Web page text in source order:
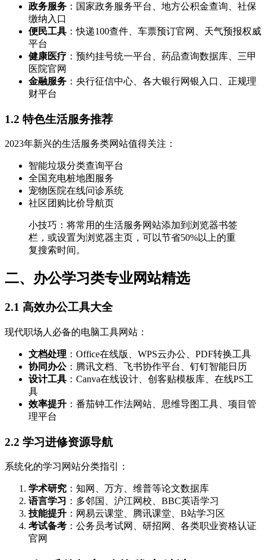
政务服务 ：国家政务服务平台、地方公积金查询、社保
缴纳入口
便民工具 ：快递100查件、车票预订官网、天气预报权威
平台
健康医疗 ：预约挂号统一平台、药品查询数据库、三甲
医院官网
金融服务 ：央行征信中心、各大银行网银入口、正规理
财平台
1.2 特色生活服务推荐
2023年新兴的生活服务类网站值得关注：
智能垃圾分类查询平台
全国充电桩地图服务
宠物医院在线问诊系统
社区团购比价导航页
小技巧：将常用的生活服务网站添加到浏览器书签
栏，或设置为浏览器主页，可以节省50%以上的重
复搜索时间。
二、办公学习类专业网站精选
2.1 高效办公工具大全
现代职场人必备的电脑工具网站：
文档处理 ：Office在线版、WPS云办公、PDF转换工具
协同办公：腾讯文档、飞书协作平台、钉钉智能日历
设计工具 ：Canva在线设计、创客贴模板库、在线PS工
具
效率提升 ：番茄钟工作法网站、思维导图工具、项目管
理平台
2.2 学习进修资源导航
系统化的学习网站分类指引：
学术研究 ：知网、万方、维普等论文数据库
语言学习 ：多邻国、沪江网校、BBC英语学习
技能提升 ：网易云课堂、腾讯课堂、B站学习区
考试备考 ：公务员考试网、研招网、各类职业资格认证
官网